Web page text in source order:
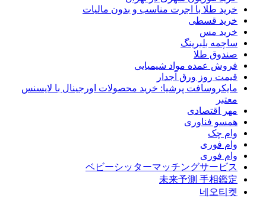
خرید طلا با اجرت مناسب و بدون مالیات
خرید قسطی
خرید مس
ساچمه بلبرینگ
صندوق طلا
فروش عمده مواد شیمیایی
قیمت روز ورق آجدار
مایکروسافت پرشیا: خرید محصولات اورجینال با لایسنس
معتبر
مهر اقتصادی
همسو فناوری
وام چک
وام فوری
وام فوری
ベビーシッターマッチングサービス
未来予測 手相鑑定
네오티켓